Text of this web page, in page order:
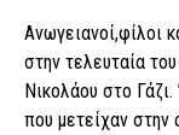
Ανωγειανοί,φίλοι
στην τελευταία
Νικολάου στο
που μετείχαν στην